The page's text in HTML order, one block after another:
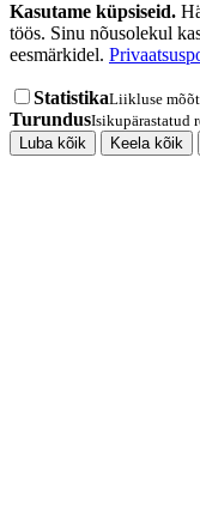
Kasutame küpsiseid.
töös. Sinu nõusolekul
eesmärkidel.
StatistikaLiikluse
TurundusIsikupärastatud
Luba kõik
Keela kõik